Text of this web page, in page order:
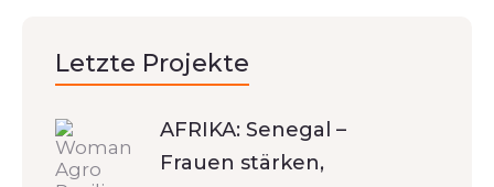
Letzte Projekte
AFRIKA: Senegal –
Frauen stärken,